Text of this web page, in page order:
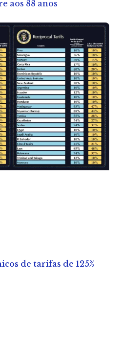
aos 88 anos
de tarifas de 125%